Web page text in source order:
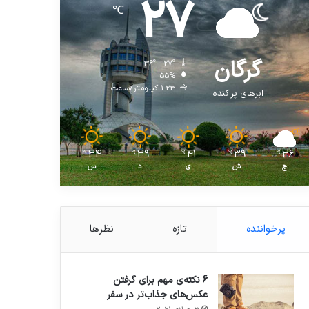
گرگان
ابرهای پراکنده
27
℃
36º - 27º
55%
1.23 کیلومتر/ساعت
36
℃
ج
39
℃
ش
41
℃
ی
39
℃
د
34
℃
س
پرخواننده تازه نظرها
6 نکته‌ی مهم برای گرفتن
عکس‌های جذاب‌تر در سفر